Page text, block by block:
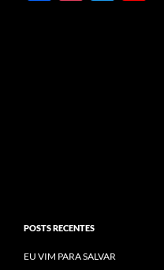
POSTS RECENTES
EU VIM PARA SALVAR